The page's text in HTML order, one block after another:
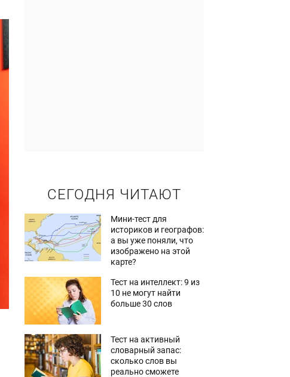
СЕГОДНЯ ЧИТАЮТ
Мини-тест для
историков и географов:
а вы уже поняли, что
изображено на этой
карте?
Тест на интеллект: 9 из
10 не могут найти
больше 30 слов
Тест на активный
словарный запас:
сколько слов вы
реально сможете